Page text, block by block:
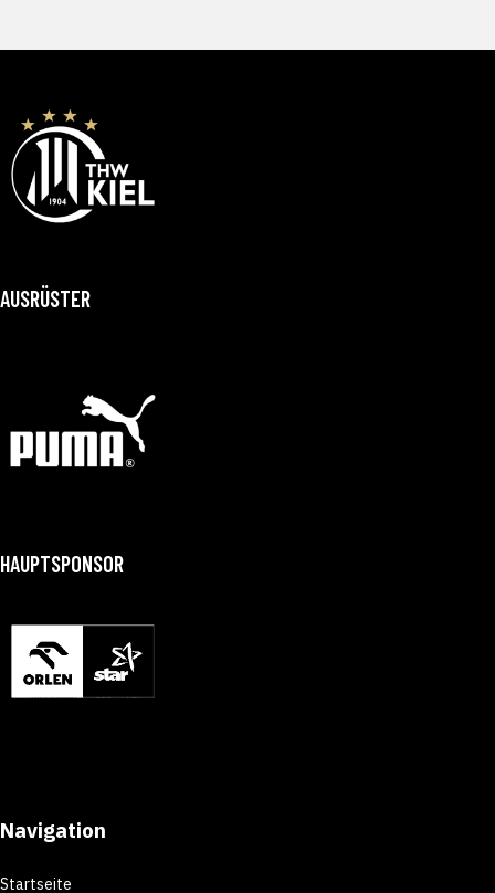
AUSRÜSTER
HAUPTSPONSOR
Navigation
Startseite